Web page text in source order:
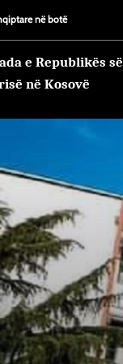
në botë
e Republikës së
në Kosovë